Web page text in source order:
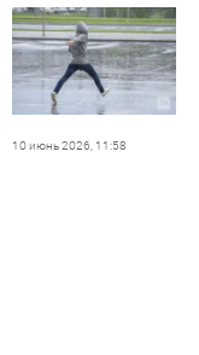
10 июнь 2026, 11:58